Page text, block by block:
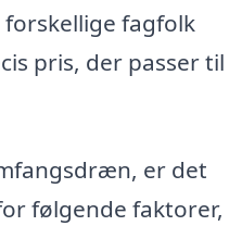
fagfolk
pris, der passer til
er det
følgende faktorer,